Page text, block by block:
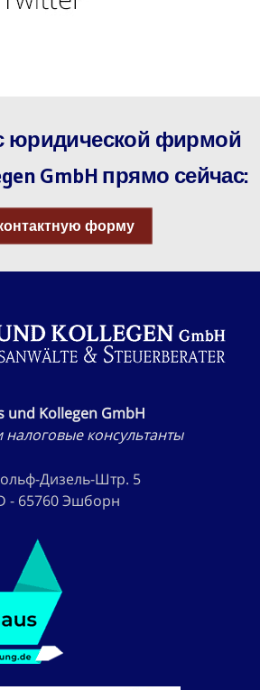
юридической фирмой
GmbH прямо сейчас:
форму
und Kollegen GmbH
консультанты
Дизель-Штр. 5
- 65760 Эшборн